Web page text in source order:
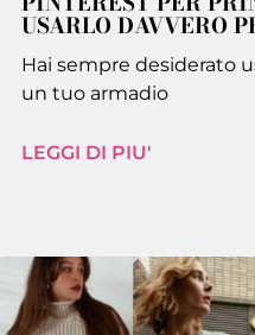
USARLO DAVVERO
Hai sempre desiderato
un tuo armadio
LEGGI DI PIU'